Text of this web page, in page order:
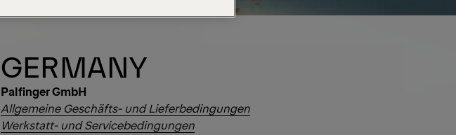
GERMANY
Palfinger GmbH
Allgemeine Geschäfts- und Lieferbedingungen
Werkstatt- und Servicebedingungen